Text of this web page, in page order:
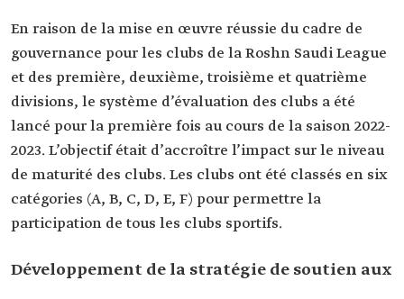
En raison de la mise en œuvre réussie du cadre de
gouvernance pour les clubs de la Roshn Saudi League
et des première, deuxième, troisième et quatrième
divisions, le système d’évaluation des clubs a été
lancé pour la première fois au cours de la saison 2022-
2023. L’objectif était d’accroître l’impact sur le niveau
de maturité des clubs. Les clubs ont été classés en six
catégories (A, B, C, D, E, F) pour permettre la
participation de tous les clubs sportifs.
Développement de la stratégie de soutien aux